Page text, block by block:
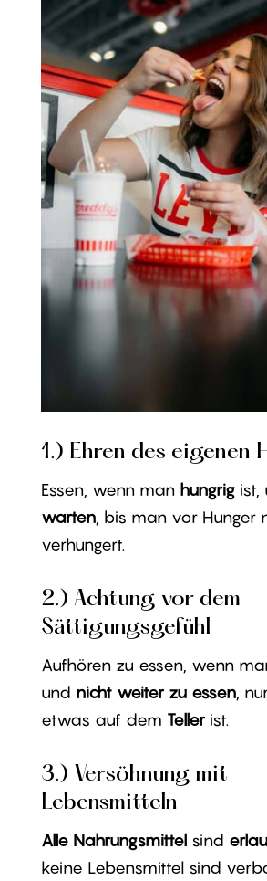
1.) Ehren des eigenen
Essen, wenn manhungrigist,
warten, bis man vor Hunger
verhungert.
2.) Achtung vor dem
Sättigungsgefühl
Aufhören zu essen, wenn
und nicht weiter zu essen,
etwas auf dem Tellerist.
3.) Versöhnung mit
Lebensmitteln
Alle Nahrungsmittelsind
keine Lebensmittel sind